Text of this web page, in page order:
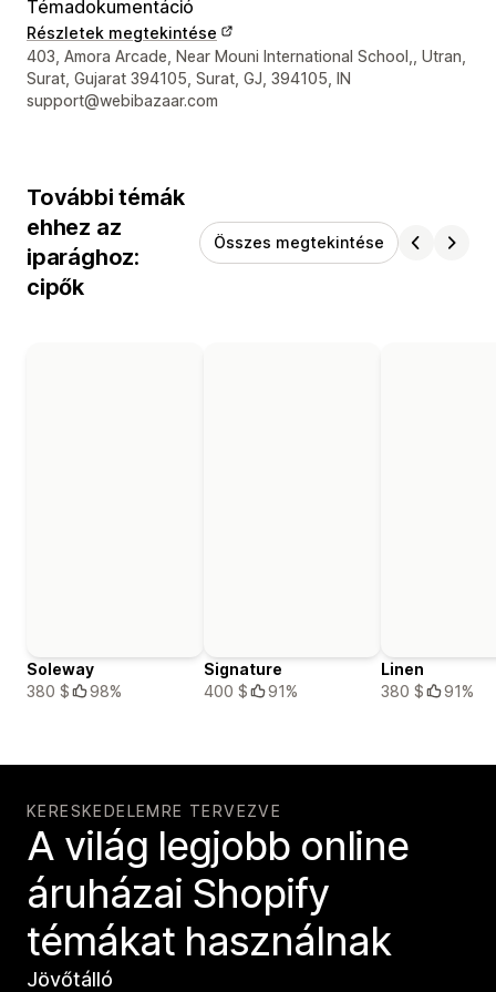
Témadokumentáció
Részletek megtekintése
Dizájner kapcsolattartási adatai
403, Amora Arcade, Near Mouni International School,, Utran,
Surat, Gujarat 394105, Surat, GJ, 394105, IN
support@webibazaar.com
További témák
ehhez az
iparághoz:
cipők
Összes megtekintése
Soleway
380 $
98%
Signature
400 $
91%
Linen
380 $
91%
KERESKEDELEMRE TERVEZVE
A világ legjobb online
áruházai Shopify
témákat használnak
Jövőtálló